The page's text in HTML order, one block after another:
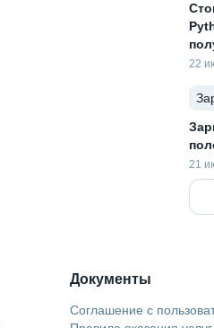
22
21
Документы
Соглашение с